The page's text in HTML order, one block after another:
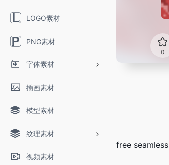
LOGO素材
PNG素材
字体素材
插画素材
模型素材
纹理素材
视频素材
0
free